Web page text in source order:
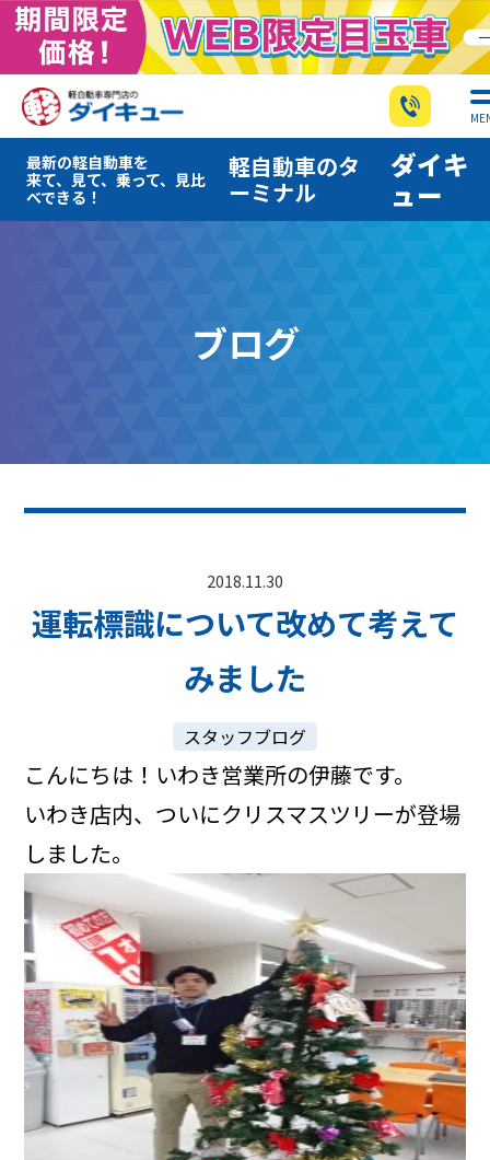
最新の軽自動車を
来て、見て、乗って、見比
べできる！
軽自動車のタ
ーミナル
ダイキ
ュー
ブログ
2018.11.30
運転標識について改めて考えて
みました
スタッフブログ
こんにちは！いわき営業所の伊藤です。
いわき店内、ついにクリスマスツリーが登場
しました。